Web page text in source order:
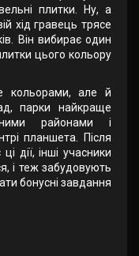
плитки. Ну, а
хід гравець трясе
Він вибирає один
цього кольору
кольорами, але й
парки найкраще
районами і
планшета. Після
дії, інші учасники
і теж забудовують
бонусні завдання